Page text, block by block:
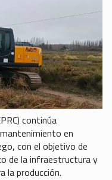
continúa
en
con el objetivo de
de la infraestructura y
la producción.